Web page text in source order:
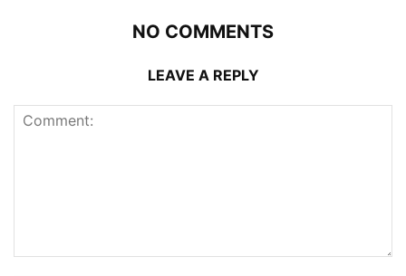
NO COMMENTS
LEAVE A REPLY